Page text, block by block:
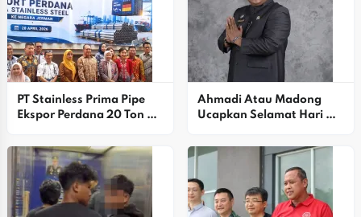
PT Stainless Prima Pipe
Ekspor Perdana 20 Ton
Jerman
Ahmadi Atau Madong
Ucapkan Selamat Hari
Apresiasi Dedikasi Polri
Jaga Keamanan